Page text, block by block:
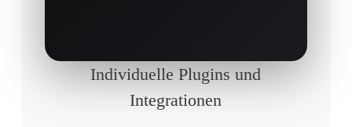
Individuelle Plugins und
Integrationen